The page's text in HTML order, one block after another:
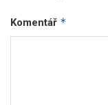
Komentář *